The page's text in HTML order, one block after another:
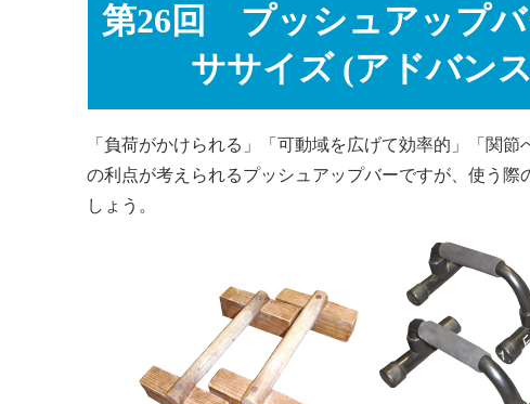
第26回 プッシュアップバ
ササイズ (アドバン
「負荷がかけられる」「可動域を広げて効率的」「関節
の利点が考えられるプッシュアップバーですが、使う際
しょう。